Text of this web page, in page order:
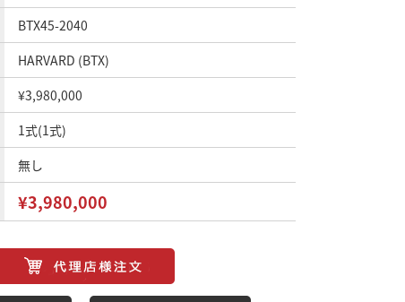
BTX45-2040
HARVARD (BTX)
¥3,980,000
1式(1式)
無し
¥3,980,000